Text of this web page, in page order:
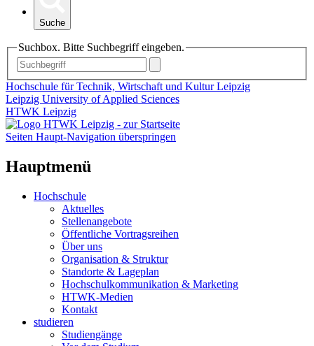
Suche
Suchbox. Bitte Suchbegriff eingeben.
Hochschule für Technik, Wirtschaft und Kultur Leipzig
Leipzig University of Applied Sciences
HTWK Leipzig
Seiten Haupt-Navigation überspringen
Hauptmenü
Hochschule
Aktuelles
Stellenangebote
Öffentliche Vortragsreihen
Über uns
Organisation & Struktur
Standorte & Lageplan
Hochschulkommunikation & Marketing
HTWK-Medien
Kontakt
studieren
Studiengänge